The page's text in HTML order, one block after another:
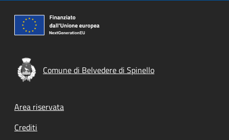
Comune di Belvedere di Spinello
Footer menu
Area riservata
Crediti